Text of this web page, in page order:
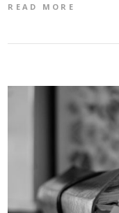
READ MORE